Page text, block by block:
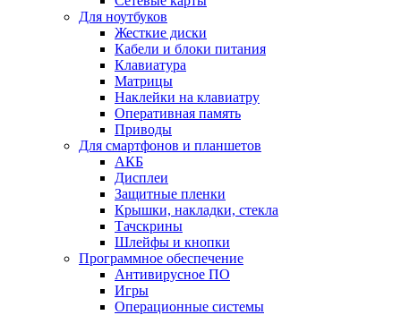
Для ноутбуков
Жесткие диски
Кабели и блоки питания
Клавиатура
Матрицы
Наклейки на клавиатру
Оперативная память
Приводы
Для смартфонов и планшетов
АКБ
Дисплеи
Защитные пленки
Крышки, накладки, стекла
Тачскрины
Шлейфы и кнопки
Программное обеспечение
Антивирусное ПО
Игры
Операционные системы